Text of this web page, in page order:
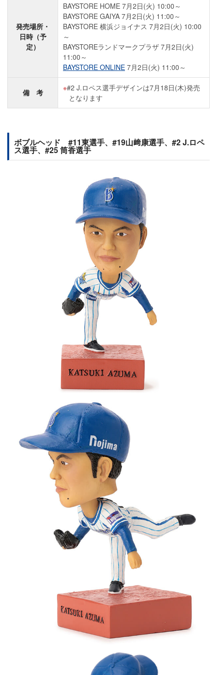
発売場所・
日時（予
定）
BAYSTORE HOME 7月2日(火) 10:00～
BAYSTORE GAIYA 7月2日(火) 11:00～
BAYSTORE 横浜ジョイナス 7月2日(火) 10:00
～
BAYSTOREランドマークプラザ 7月2日(火)
11:00～
BAYSTORE ONLINE 7月2日(火) 11:00～
備 考
#2 J.ロペス選手デザインは7月18日(木)発売
となります
ボブルヘッド #11東選手、#19山﨑康選手、#2 J.ロペ
ス選手、#25 筒香選手